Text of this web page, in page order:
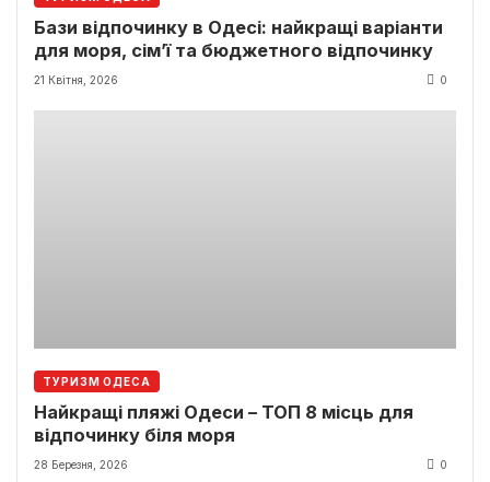
Бази відпочинку в Одесі: найкращі варіанти
для моря, сім’ї та бюджетного відпочинку
21 Квітня, 2026 0
ТУРИЗМ ОДЕСА
Найкращі пляжі Одеси – ТОП 8 місць для
відпочинку біля моря
28 Березня, 2026 0